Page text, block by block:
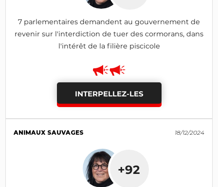
7 parlementaires demandent au gouvernement de
revenir sur l'interdiction de tuer des cormorans, dans
l'intérêt de la filière piscicole
INTERPELLEZ-LES
ANIMAUX SAUVAGES 18/12/2024
+92